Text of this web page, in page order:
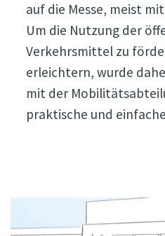
auf die Messe, meist
Um die Nutzung der
Verkehrsmittel zu
erleichtern, wurde
mit der
praktische und